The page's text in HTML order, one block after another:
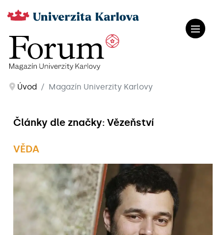
Úvod Magazín Univerzity Karlovy
Články dle značky: Vězeňství
VĚDA